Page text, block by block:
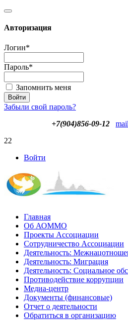
Авторизация
Логин*
Пароль*
Запомнить меня
Забыли свой пароль?
+7(904)856-09-12
22
Войти
Главная
Об АОММО
Проекты Ассоциации
Сотрудничество Ассоциации
Деятельность:
Деятельность: Миграция
Деятельность: Социальное
Противодействие коррупции
Медиа-центр
Документы (финансовые)
Отчет о деятельности
Обратиться в организацию